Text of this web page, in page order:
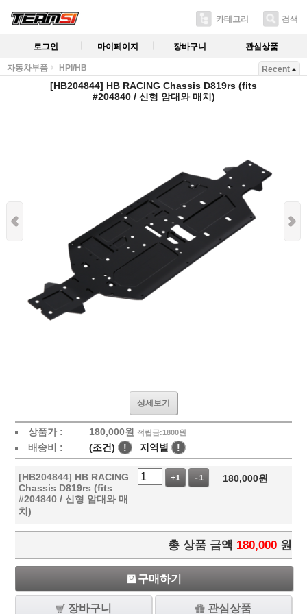
카테고리 검색
로그인 마이페이지 장바구니 관심상품
자동차부품 HPI/HB Recent
[HB204844] HB RACING Chassis D819rs (fits
#204840 / 신형 암대와 매치)
상세보기
상품가 : 180,000원 적립금:1800원
배송비 : (조건) ! 지역별 !
[HB204844] HB RACING
Chassis D819rs (fits
#204840 / 신형 암대와 매
치)
+1 -1 180,000원
총 상품 금액 180,000 원
구매하기
장바구니 관심상품